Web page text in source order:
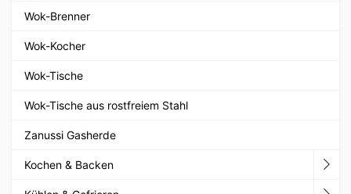
Wok-Brenner
Wok-Kocher
Wok-Tische
Wok-Tische aus rostfreiem Stahl
Zanussi Gasherde
Kochen & Backen